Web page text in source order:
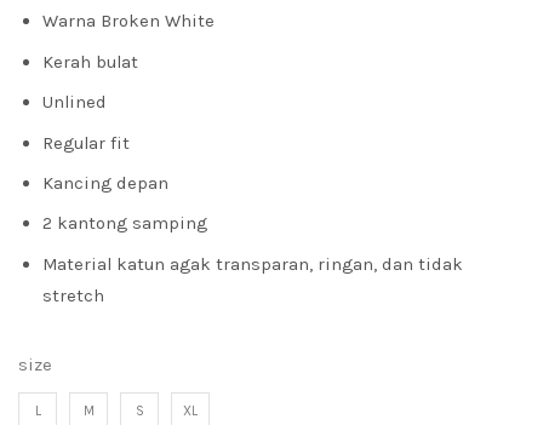
Warna Broken White
Kerah bulat
Unlined
Regular fit
Kancing depan
2 kantong samping
Material katun agak transparan, ringan, dan tidak
stretch
size
L M S XL